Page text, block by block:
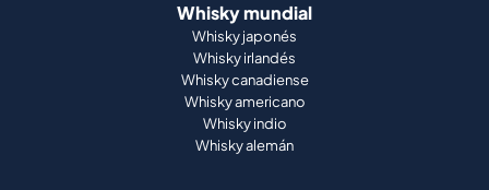
Whisky mundial
Whisky japonés
Whisky irlandés
Whisky canadiense
Whisky americano
Whisky indio
Whisky alemán